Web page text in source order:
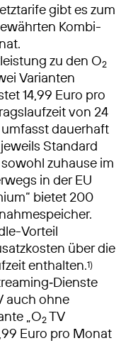
gibt es zum
Kombi-
zu den O2
Varianten
14,99 Euro pro
von 24
dauerhaft
Standard
zuhause im
in der EU
bietet 200
Vorteil
über die
enthalten.1)
auch ohne
„O2TV
Euro pro Monat